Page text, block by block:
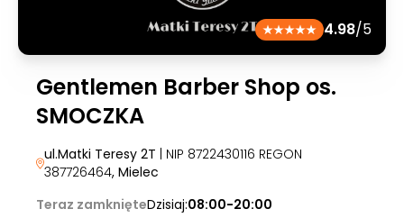
4.98/5
Gentlemen Barber Shop os.
SMOCZKA
ul.Matki Teresy 2T | NIP 8722430116 REGON
387726464, Mielec
Teraz zamknięteDzisiaj:08:00-20:00